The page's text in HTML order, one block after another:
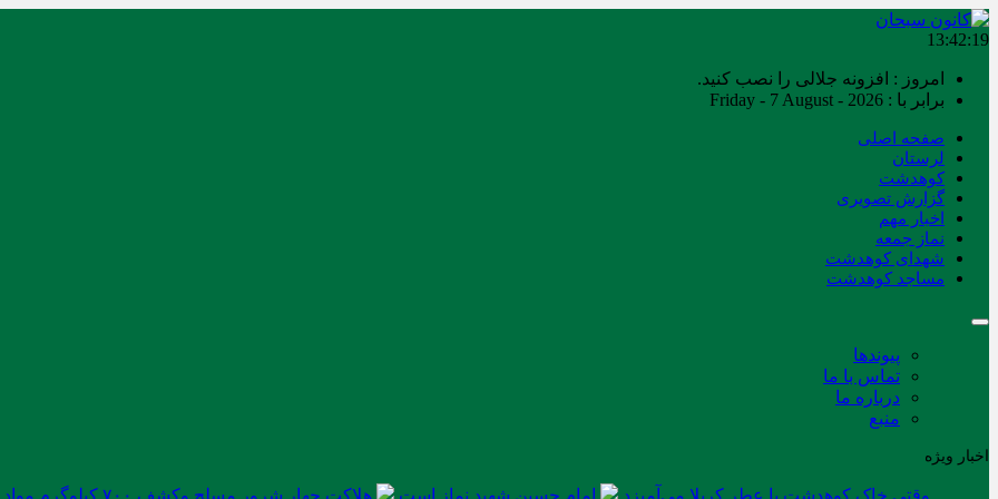
13:42:19
امروز : افزونه جلالی را نصب کنید.
برابر با : Friday - 7 August - 2026
صفحه اصلی
لرستان
کوهدشت
گزارش تصویری
اخبار مهم
نماز جمعه
شهدای کوهدشت
مساجد کوهدشت
پیوندها
تماس با ما
درباره ما
منبع
اخبار ویژه
وقتی خاک کوهدشت با عطر کربلا می‌آمیزد امام حسین شهید نماز است هلاکت چهار شرور مسلح وکشف ۷۰۰ کیلوگرم مواد مخدر